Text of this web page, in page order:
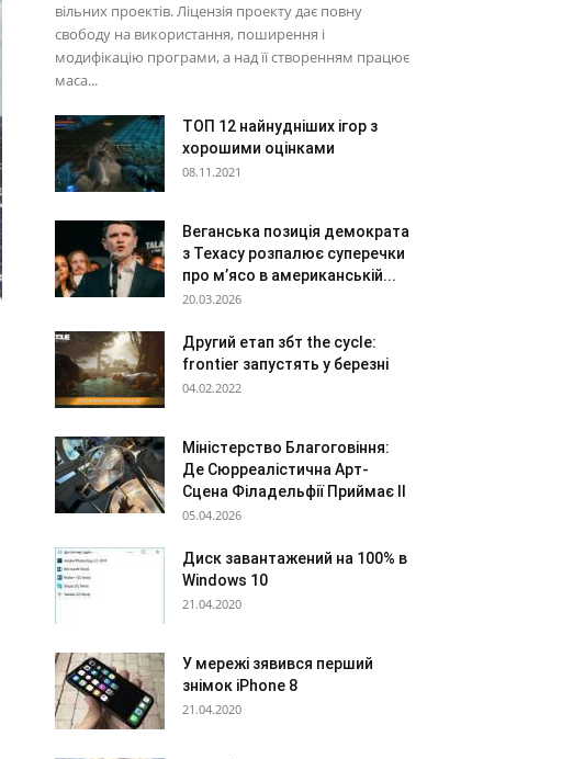
вільних проектів. Ліцензія проекту дає повну
свободу на використання, поширення і
модифікацію програми, а над її створенням працює
маса...
ТОП 12 найнудніших ігор з
хорошими оцінками
08.11.2021
Веганська позиція демократа
з Техасу розпалює суперечки
про м’ясо в американській...
20.03.2026
Другий етап збт the cycle:
frontier запустять у березні
04.02.2022
Міністерство Благоговіння:
Де Сюрреалістична Арт-
Сцена Філадельфії Приймає ІІ
05.04.2026
Диск завантажений на 100% в
Windows 10
21.04.2020
У мережі зявився перший
знімок iPhone 8
21.04.2020